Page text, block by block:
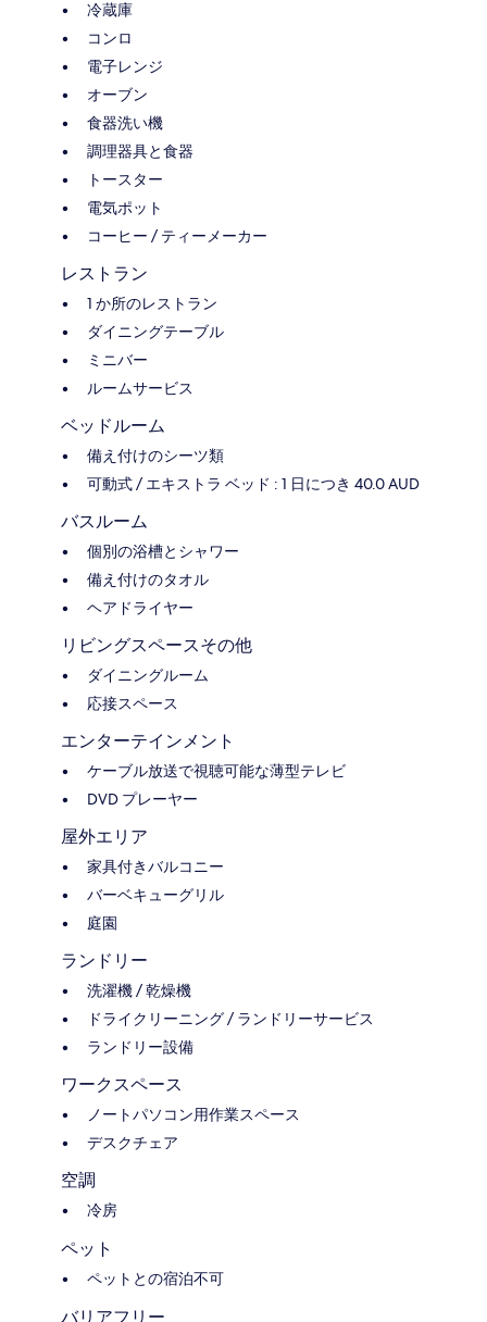
冷蔵庫
コンロ
電子レンジ
オーブン
食器洗い機
調理器具と食器
トースター
電気ポット
コーヒー / ティーメーカー
レストラン
1 か所のレストラン
ダイニングテーブル
ミニバー
ルームサービス
ベッドルーム
備え付けのシーツ類
可動式 / エキストラ ベッド : 1 日につき 40.0 AUD
バスルーム
個別の浴槽とシャワー
備え付けのタオル
ヘアドライヤー
リビングスペースその他
ダイニングルーム
応接スペース
エンターテインメント
ケーブル放送で視聴可能な薄型テレビ
DVD プレーヤー
屋外エリア
家具付きバルコニー
バーベキューグリル
庭園
ランドリー
洗濯機 / 乾燥機
ドライクリーニング / ランドリーサービス
ランドリー設備
ワークスペース
ノートパソコン用作業スペース
デスクチェア
空調
冷房
ペット
ペットとの宿泊不可
バリアフリー